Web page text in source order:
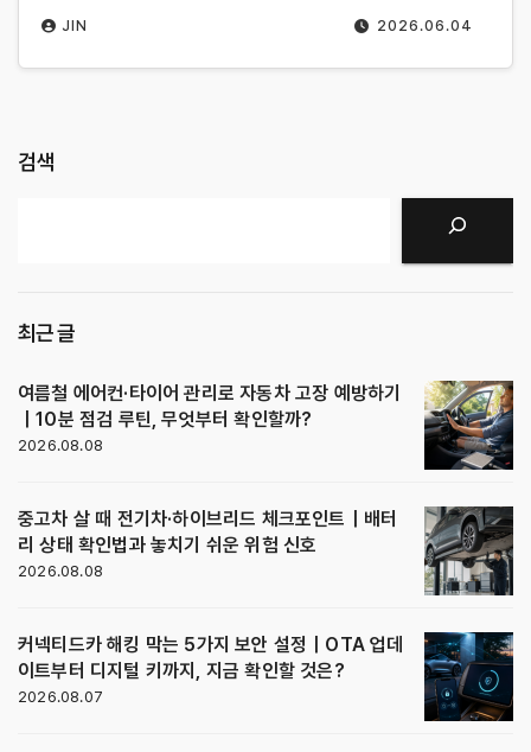
2026.06.04
JIN
검색
최근 글
여름철 에어컨·타이어 관리로 자동차 고장 예방하기
｜10분 점검 루틴, 무엇부터 확인할까?
2026.08.08
중고차 살 때 전기차·하이브리드 체크포인트｜배터
리 상태 확인법과 놓치기 쉬운 위험 신호
2026.08.08
커넥티드카 해킹 막는 5가지 보안 설정｜OTA 업데
이트부터 디지털 키까지, 지금 확인할 것은?
2026.08.07